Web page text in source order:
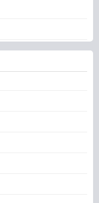
的谢津渡，他好像永远都
谢津渡对温颂宜的初印
见面时不顾其他人说出那一
，谢津渡确实没能忘掉这
一切，所走的每一步，都会
出现，并没有打乱他的节
于她的东风。但他也清晰
灵秀的字迹却只写了无病
题，他只想要正确答案。温
跋山涉水，只为送出一束
最好不要参考文笔欠缺，文
强，右手神经性损伤恢复